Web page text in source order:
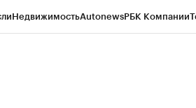
НедвижимостьAutonewsРБК Компании